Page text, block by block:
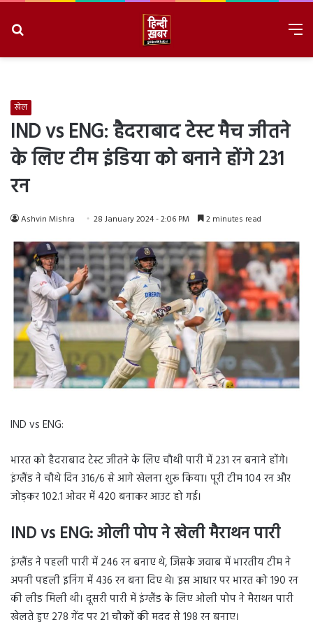
खेल
IND vs ENG: हैदराबाद टेस्ट मैच जीतने
के लिए टीम इंडिया को बनाने होंगे 231
रन
Ashvin Mishra 28 January 2024 - 2:06 PM 2 minutes read
IND vs ENG:
भारत को हैदराबाद टेस्ट जीतने के लिए चौथी पारी में 231 रन बनाने होंगे।
इंग्लैंड ने चौथे दिन 316/6 से आगे खेलना शुरू किया। पूरी टीम 104 रन और
जोड़कर 102.1 ओवर में 420 बनाकर आउट हो गई।
IND vs ENG: ओली पोप ने खेली मैराथन पारी
इंग्लैंड ने पहली पारी में 246 रन बनाए थे, जिसके जवाब में भारतीय टीम ने
अपनी पहली इनिंग में 436 रन बना दिए थे। इस आधार पर भारत को 190 रन
की लीड मिली थी। दूसरी पारी में इंग्लैंड के लिए ओली पोप ने मैराथन पारी
खेलते हुए 278 गेंद पर 21 चौकों की मदद से 198 रन बनाए।